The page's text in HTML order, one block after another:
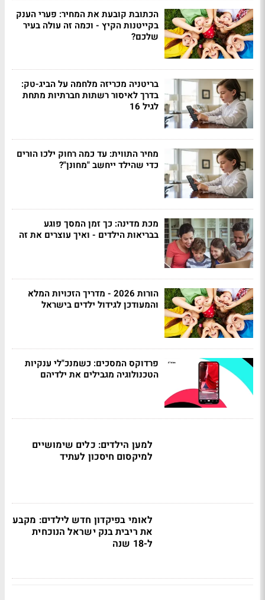
הכתובת קובעת את המחיר: פערי הענק
בקייטנות הקיץ - וכמה זה עולה בעיר
שלכם?
בריטניה מכריזה מלחמה על הביג-טק:
בדרך לאיסור רשתות חברתיות מתחת
לגיל 16
מחיר התווית: עד כמה רחוק ילכו הורים
כדי שהילד ייחשב "מחונן"?
מכת מדינה: כך זמן המסך פוגע
בבריאות הילדים - ואיך עוצרים את זה
הורות 2026 - מדריך הזכויות המלא
והמעודכן לגידול ילדים בישראל
פרדוקס המסכים: כשמנכ"לי ענקיות
הטכנולוגיה מגבילים את ילדיהם
למען הילדים: כלים שימושיים
למיקסום חיסכון לעתיד
לאומי בפיקדון חדש לילדים: מקבע
את ריבית בנק ישראל הנוכחית
ל-18 שנה